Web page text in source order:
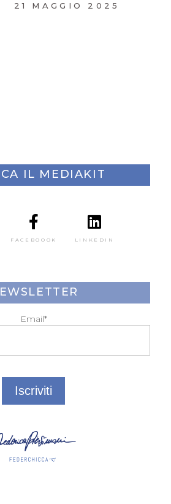
21 MAGGIO 2025
IL MEDIAKIT
FACEBOOOK LINKEDIN
Email*